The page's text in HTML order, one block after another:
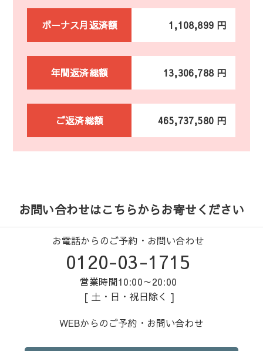
ボーナス月返済額 1,108,899 円
年間返済総額 13,306,788 円
ご返済総額 465,737,580 円
お問い合わせはこちらからお寄せください
お電話からのご予約・お問い合わせ
0120-03-1715
営業時間10:00～20:00
[ 土・日・祝日除く ]
WEBからのご予約・お問い合わせ